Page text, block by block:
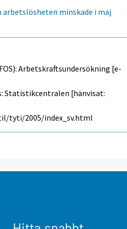
arbetslösheten minskade i maj
Arbetskraftsundersökning [e-
Statistikcentralen [hänvisat:
tyti/2005/index_sv.html